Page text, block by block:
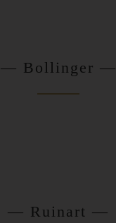
— Bollinger —
— Ruinart —